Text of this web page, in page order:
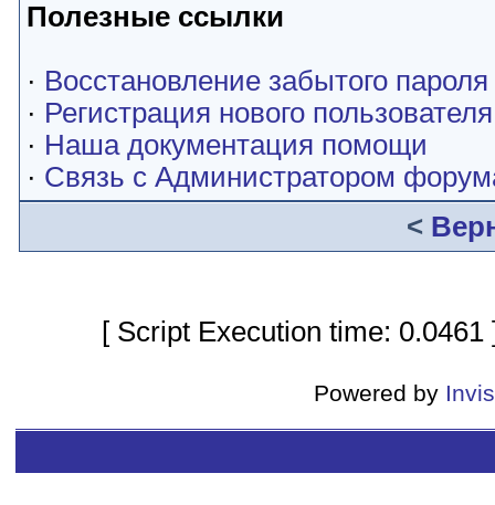
Полезные ссылки
· Восстановление забытого пароля
· Регистрация нового пользователя
· Наша документация помощи
· Связь с Администратором
<
[ Script Execution time:
Powered by